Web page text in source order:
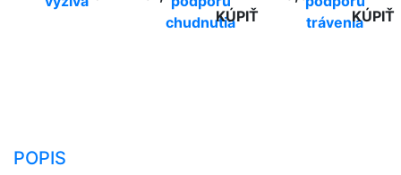
chudnutiaKÚPIŤ
tráveniaKÚPIŤ
POPIS